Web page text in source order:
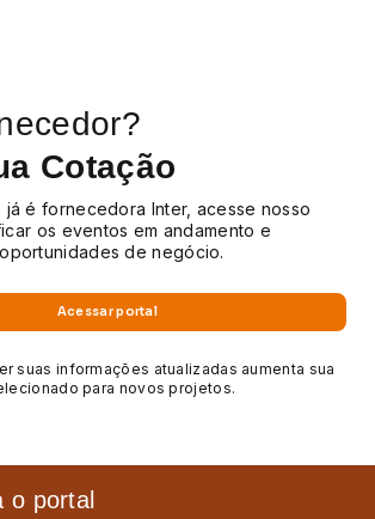
Cotação
já é fornecedora Inter, acesse nosso
os eventos em andamento e
de negócio.
Acessar portal
suas informações atualizadas aumenta sua
para novos projetos.
o portal